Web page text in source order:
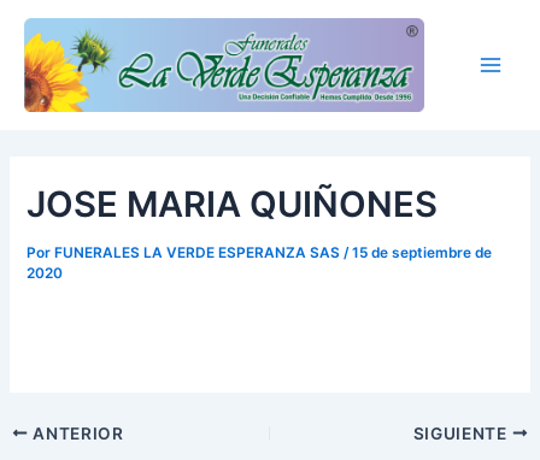
contenido
JOSE MARIA QUIÑONES
Por FUNERALES LA VERDE ESPERANZA SAS/15 de septiembre de
2020
ANTERIOR SIGUIENTE